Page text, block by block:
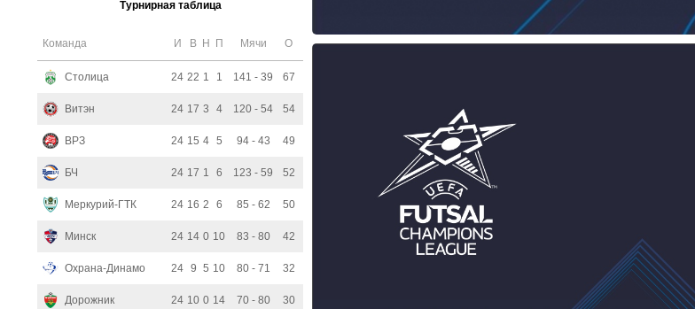
Турнирная таблица
Команда И В Н П Мячи О
Столица 24 22 1 1 141 - 39 67
Витэн 24 17 3 4 120 - 54 54
ВРЗ 24 15 4 5 94 - 43 49
БЧ 24 17 1 6 123 - 59 52
Меркурий-ГТК 24 16 2 6 85 - 62 50
Минск 24 14 0 10 83 - 80 42
Охрана-Динамо 24 9 5 10 80 - 71 32
Дорожник 24 10 0 14 70 - 80 30